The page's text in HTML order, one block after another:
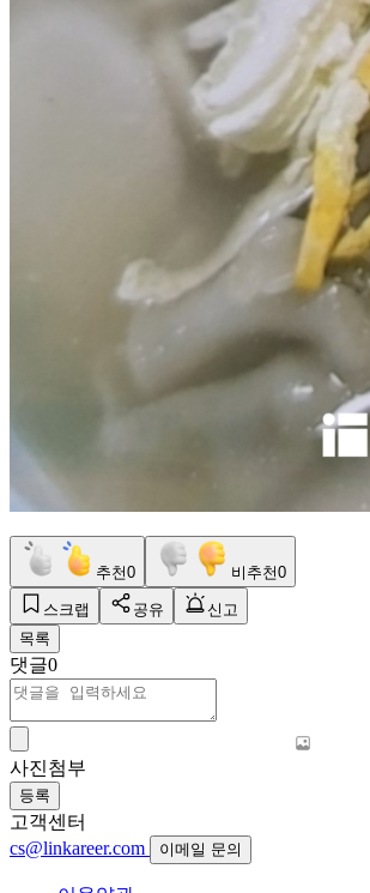
추천0 비추천0
스크랩 공유
신고
목록
댓글0
사진첨부
등록
고객센터
cs@linkareer.com
이메일 문의